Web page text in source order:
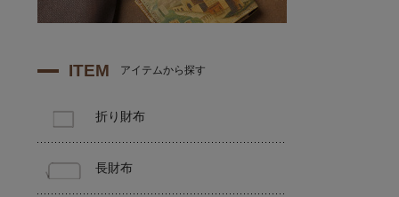
ITEM アイテムから探す
折り財布
長財布